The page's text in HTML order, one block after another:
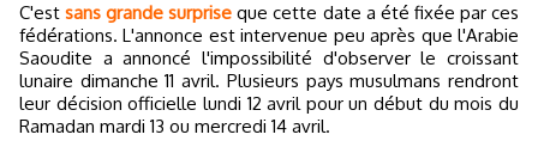
C'estsans grande surprise que cette date a été fixée par ces
fédérations. L'annonce est intervenue peu après que l'Arabie
Saoudite a annoncé l'impossibilité d'observer le croissant
lunaire dimanche 11 avril. Plusieurs pays musulmans rendront
leur décision officielle lundi 12 avril pour un début du mois du
Ramadan mardi 13 ou mercredi 14 avril.